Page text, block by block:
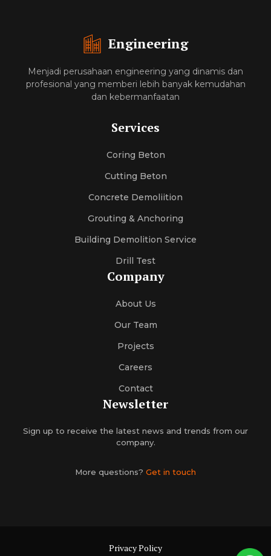
Engineering
Menjadi perusahaan engineering yang dinamis dan
profesional yang memberi lebih banyak kemudahan
dan kebermanfaatan
Services
Coring Beton
Cutting Beton
Concrete Demoliition
Grouting & Anchoring
Building Demolition Service
Drill Test
Company
About Us
Our Team
Projects
Careers
Contact
Newsletter
Sign up to receive the latest news and trends from our
company.
More questions? Get in touch
Privacy Policy